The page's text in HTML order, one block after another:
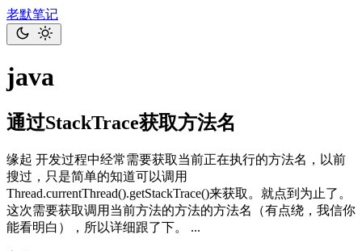
老默笔记
java
通过StackTrace获取方法名
缘起 开发过程中经常需要获取当前正在执行的方法名，以前
搜过，只是简单的知道可以调用
Thread.currentThread().getStackTrace()来获取。就点到为止了。
这次需要获取调用当前方法的方法的方法名（有点绕，我信你
能看明白），所以详细跟了下。 ...